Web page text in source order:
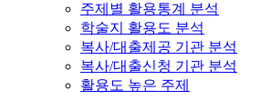
주제별 활용통계 분석
학술지 활용도 분석
복사/대출제공 기관 분석
복사/대출신청 기관 분석
활용도 높은 주제